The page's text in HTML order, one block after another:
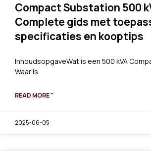
Compact Substation 500
Complete gids met
specificaties en kooptips
InhoudsopgaveWat is een 500 kVA
Waar is
READ MORE "
2025-06-05